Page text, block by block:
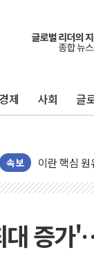
경제 사회 글
속보
민주, 오늘
한상협, 업
트럼프, 쿡
유럽증시,
증가